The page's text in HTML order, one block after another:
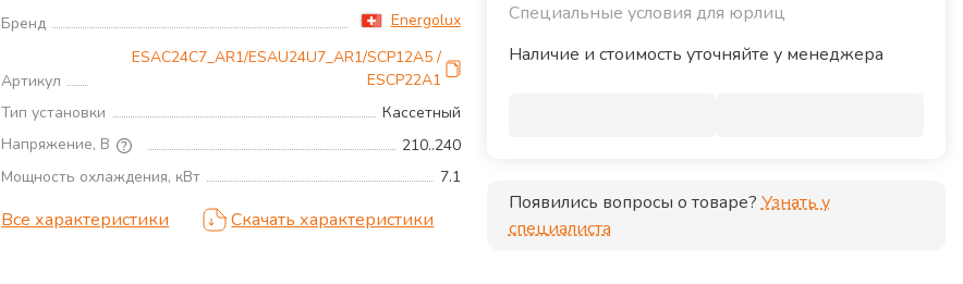
Бренд Energolux
Артикул
ESAC24C7_AR1/ESAU24U7_AR1/SCP12A5 /
ESCP22A1
Тип установки
Кассетный
Напряжение, В
210..240
Мощность охлаждения, кВт
7.1
Мощность нагрева, кВт
Рекомендуемая площадь, м²
Вид хладагента
Все характеристики Скачать характеристики
Специальные условия для юрлиц
Наличие и стоимость уточняйте у менеджера
Появились вопросы о товаре? Узнать у
специалиста